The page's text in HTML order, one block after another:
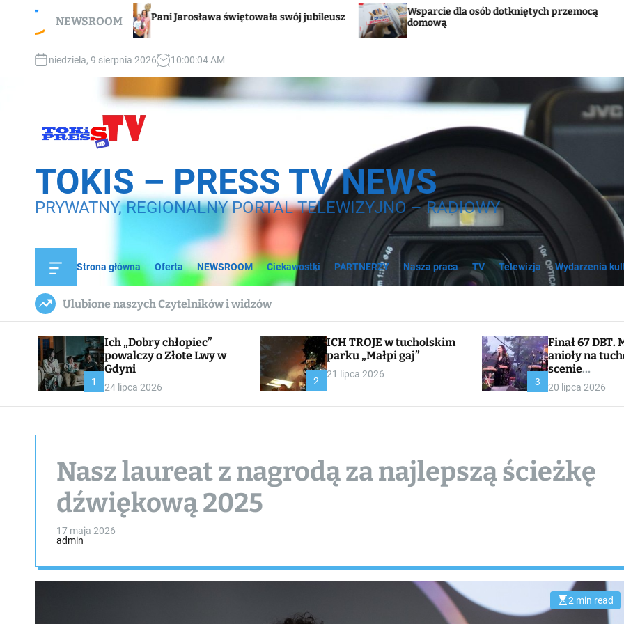
NEWSROOM
Pani Jarosława świętowała swój jubileusz
Wsparcie dla osób dotkniętych przemocą
domową
Godzina
niedziela, 9 sierpnia 2026 10:00:05AM
TOKIS – PRESS TV NEWS
PRYWATNY, REGIONALNY PORTAL TELEWIZYJNO – RADIOWY
O
f
c
a
a
s
W
i
t
Strona główna Oferta NEWSROOM Ciekawostki PARTNERZY Nasza praca TV Telewizja Wydarzenia
Ulubione naszych Czytelników i widzów
1
Ich „Dobry chłopiec”
powalczy o Złote Lwy w
Gdyni
24 lipca 2026
2
ICH TROJE w tucholskim
parku „Małpi gaj”
21 lipca 2026
3
Finał 67 DBT. Muzyczne
anioły na
scenie
CHOJNACKA//
I
20 lipca 2026
Nasz laureat z nagrodą za najlepszą ścieżkę
dźwiękową 2025
17 maja 2026
admin
E
2 min read